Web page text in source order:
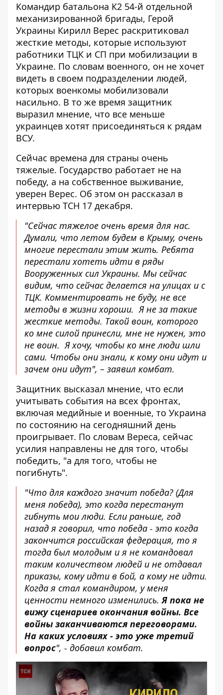
Командир батальона К2 54-й отдельной
механизированной бригады, Герой
Украины Кирилл Верес раскритиковал
жесткие методы, которые используют
работники ТЦК и СП при мобилизации в
Украине. По словам военного, он не хочет
видеть в своем подразделении людей,
которых военкомы мобилизовали
насильно. В то же время защитник
выразил мнение, что все меньше
украинцев хотят присоединяться к рядам
ВСУ.
Сейчас времена для страны очень
тяжелые. Государство работает не на
победу, а на собственное выживание,
уверен Верес. Об этом он рассказал в
интервью ТСН 17 декабря.
"Сейчас тяжелое очень время для нас.
Думали, что летом будем в Крыму, очень
многие перестали этим жить. Ребята
перестали хотеть идти в ряды
Вооруженных сил Украины. Мы сейчас
видим, что сейчас делается на улицах и с
ТЦК. Комментировать не буду, не все
методы в жизни хороши. Я не за такие
жесткие методы. Такой воин, которого
ко мне силой принесли, мне не нужен, это
не воин. Я хочу, чтобы ко мне люди шли
сами. Чтобы они знали, к кому они идут и
зачем они идут", – заявил комбат.
Защитник высказал мнение, что если
учитывать события на всех фронтах,
включая медийные и военные, то Украина
по состоянию на сегодняшний день
проигрывает. По словам Вереса, сейчас
усилия направлены не для того, чтобы
победить, "а для того, чтобы не
погибнуть".
"Что для каждого значит победа? (Для
меня победа), это когда перестанут
гибнуть мои люди. Если раньше, год
назад я говорил, что победа - это когда
закончится российская федерация, то я
тогда был молодым и я не командовал
таким количеством людей и не отдавал
приказы, кому идти в бой, а кому не идти.
Когда я стал командиром, у меня
ценности немного изменились.Я пока не
вижу сценариев окончания войны. Все
войны заканчиваются переговорами.
На каких условиях - это уже третий
вопрос", - добавил комбат.